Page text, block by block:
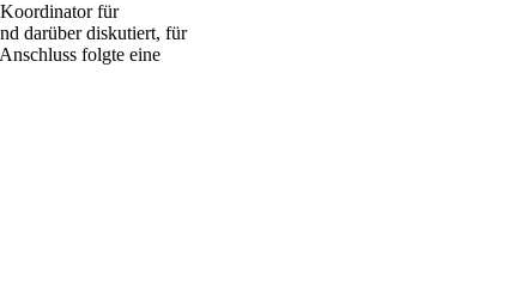
für
darüber diskutiert, für
folgte eine